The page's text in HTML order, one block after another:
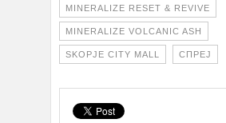
MINERALIZE RESET & REVIVE
MINERALIZE VOLCANIC ASH
SKOPJE CITY MALL СПРЕЈ